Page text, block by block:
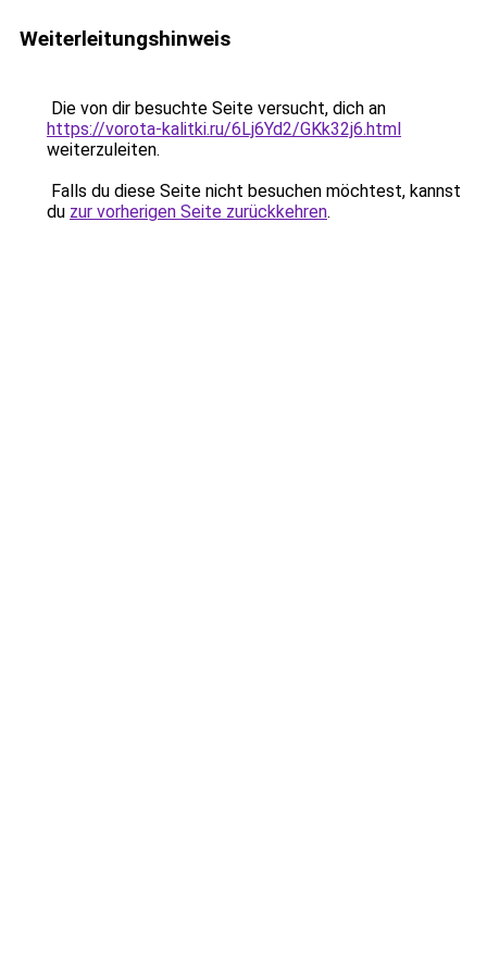
Weiterleitungshinweis
Die von dir besuchte Seite versucht, dich an
https://vorota-kalitki.ru/6Lj6Yd2/GKk32j6.html
weiterzuleiten.
Falls du diese Seite nicht besuchen möchtest, kannst
du zur vorherigen Seite zurückkehren.